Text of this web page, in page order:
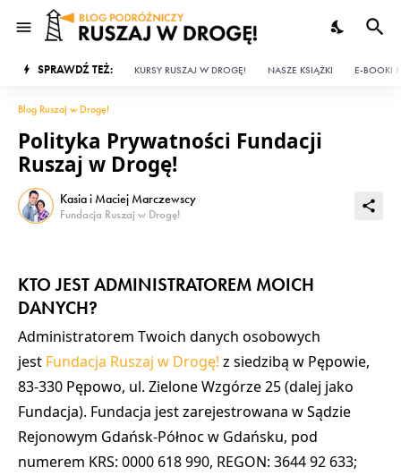
SPRAWDŹ TEŻ: KURSY RUSZAJ W DROGĘ! NASZE KSIĄŻKI E-BOOKI
Blog Ruszaj w Drogę!
Polityka Prywatności Fundacji
Ruszaj w Drogę!
Kasia i Maciej Marczewscy
Fundacja Ruszaj w Drogę!
KTO JEST ADMINISTRATOREM MOICH
DANYCH?
Administratorem Twoich danych osobowych
jest Fundacja Ruszaj w Drogę! z siedzibą w Pępowie,
83-330 Pępowo, ul. Zielone Wzgórze 25 (dalej jako
Fundacja). Fundacja jest zarejestrowana w Sądzie
Rejonowym Gdańsk-Północ w Gdańsku, pod
numerem KRS: 0000 618 990, REGON: 3644 92 633;